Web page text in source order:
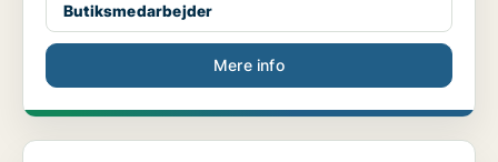
Butiksmedarbejder
Mere info
Butiksmedarbejder i Viby J